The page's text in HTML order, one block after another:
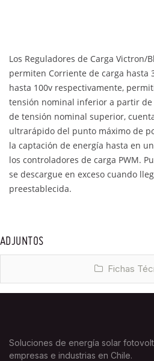
Los Reguladores de Carga Victron/
permiten Corriente de carga hasta
hasta 100v respectivamente,
tensión nominal inferior a partir de
de tensión nominal superior,
ultrarápido del punto máximo de
la captación de energía hasta en
los controladores de carga PWM.
se descargue en exceso cuando
preestablecida.
ADJUNTOS
Fichas
Soluciones de energía solar
empresas e industrias en Chile.